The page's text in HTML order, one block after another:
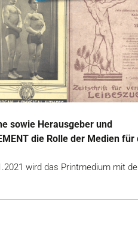
sowie Herausgeber und
die Rolle der Medien für
wird das Printmedium mit